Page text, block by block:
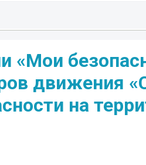
«Мои
движения
на